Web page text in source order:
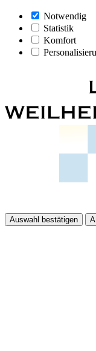
Notwendig
Statistik
Komfort
Auswahl bestätigen